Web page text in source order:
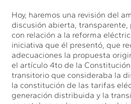
Hoy, haremos una revisión del
discusión abierta, transparente,
con relación a la reforma
iniciativa que él presentó, que
adecuaciones la propuesta
el artículo 4to de la
transitorio que consideraba la
la constitución de las tarifas
generación distribuida y la